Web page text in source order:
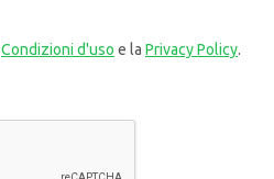
Condizioni d'uso e la Privacy Policy.